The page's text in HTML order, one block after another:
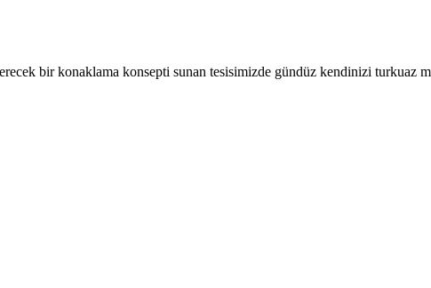
bir konaklama konsepti sunan tesisimizde gündüz kendinizi turkuaz